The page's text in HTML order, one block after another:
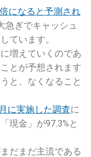
になると予測され
急ぎでキャッシュ
ています。
増えていくのであ
とが予想されます
と、なくなること
に実施した調査に
現金」が97.3%と
だまだ主流である